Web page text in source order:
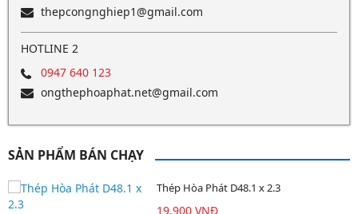
thepcongnghiep1@gmail.com
HOTLINE 2
0947 640 123
ongthephoaphat.net@gmail.com
SẢN PHẨM BÁN CHẠY
Thép Hòa Phát D48.1 x 2.3
19,900 VNĐ